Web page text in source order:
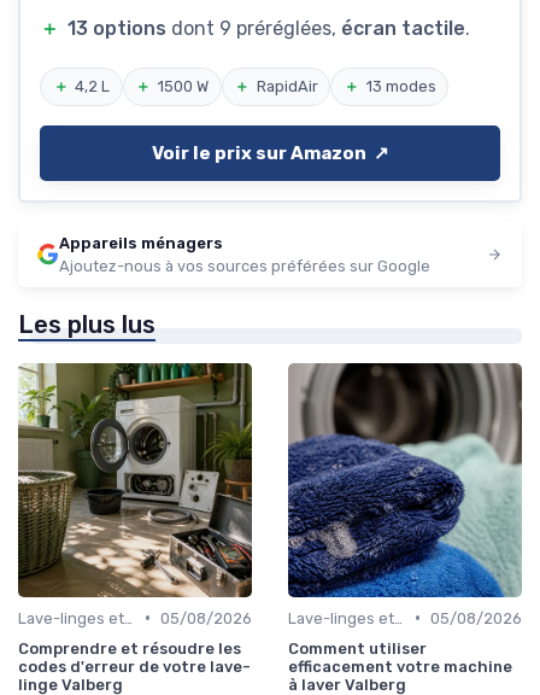
＋ 13 options dont 9 préréglées, écran tactile.
＋ 4,2 L ＋ 1500 W ＋ RapidAir ＋ 13 modes
Voir le prix sur Amazon ↗️
Appareils ménagers
Ajoutez-nous à vos sources préférées sur Google
Les plus lus
• 05/08/2026
Comprendre et résoudre les
codes d'erreur de votre lave-
linge Valberg
• 05/08/2026
Comment utiliser
efficacement votre machine
à laver Valberg